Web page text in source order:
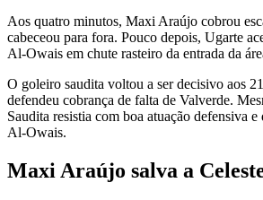
Aos quatro minutos, Maxi Araújo cobrou
cabeceou para fora. Pouco depois, Ugarte
Al-Owais em chute rasteiro da entrada da
O goleiro saudita voltou a ser decisivo aos
defendeu cobrança de falta de Valverde.
Saudita resistia com boa atuação defensiva e
Al-Owais.
Maxi Araújo salva a